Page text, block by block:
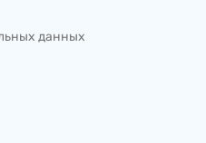
данных